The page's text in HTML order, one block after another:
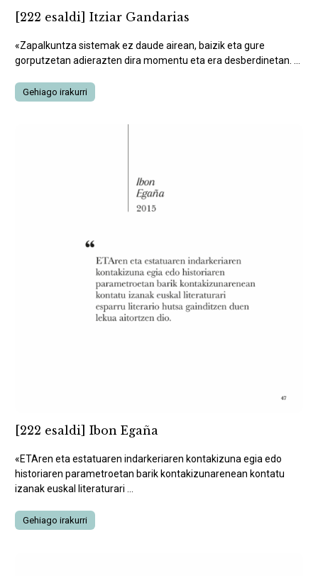
[222 esaldi] Itziar Gandarias
«Zapalkuntza sistemak ez daude airean, baizik eta gure
gorputzetan adierazten dira momentu eta era desberdinetan. ...
Gehiago irakurri
[222 esaldi] Ibon Egaña
«ETAren eta estatuaren indarkeriaren kontakizuna egia edo
historiaren parametroetan barik kontakizunarenean kontatu
izanak euskal literaturari ...
Gehiago irakurri